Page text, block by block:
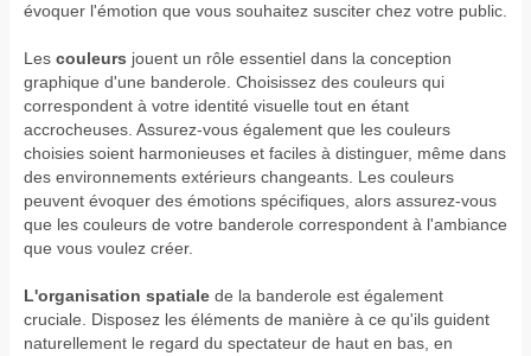
évoquer l'émotion que vous souhaitez susciter chez votre public.
Les couleurs jouent un rôle essentiel dans la conception
graphique d'une banderole. Choisissez des couleurs qui
correspondent à votre identité visuelle tout en étant
accrocheuses. Assurez-vous également que les couleurs
choisies soient harmonieuses et faciles à distinguer, même dans
des environnements extérieurs changeants. Les couleurs
peuvent évoquer des émotions spécifiques, alors assurez-vous
que les couleurs de votre banderole correspondent à l'ambiance
que vous voulez créer.
L'organisation spatiale de la banderole est également
cruciale. Disposez les éléments de manière à ce qu'ils guident
naturellement le regard du spectateur de haut en bas, en